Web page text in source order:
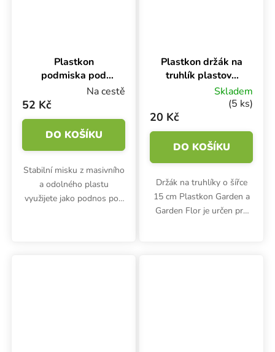
Plastkon
podmiska pod
truhlík Garden
60x17x4.5 cm
Na cestě
52 Kč
DO KOŠÍKU
Stabilní misku z masivního
a odolného plastu
využijete jako podnos pod
Plastkon držák na
truhlík plastový
Universal
Antracit, 15 cm na
Skladem
(5 ks)
20 Kč
DO KOŠÍKU
Držák na truhlíky o šířce
15 cm Plastkon Garden a
Garden Flor je určen pro